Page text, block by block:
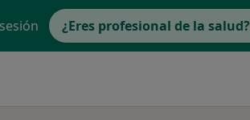
¿Eres profesional de la salud?